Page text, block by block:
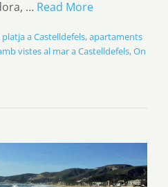
… Read More
a Castelldefels,apartaments
vistes al mar a Castelldefels,On